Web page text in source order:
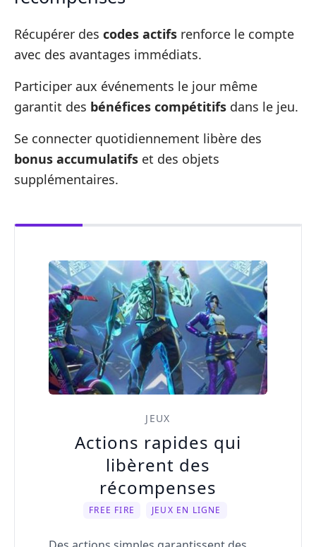
Récupérer des codes actifs renforce le compte
avec des avantages immédiats.
Participer aux événements le jour même
garantit des bénéfices compétitifs dans le jeu.
Se connecter quotidiennement libère des
bonus accumulatifs et des objets
supplémentaires.
JEUX
Actions rapides qui
libèrent des
récompenses
FREE FIRE JEUX EN LIGNE